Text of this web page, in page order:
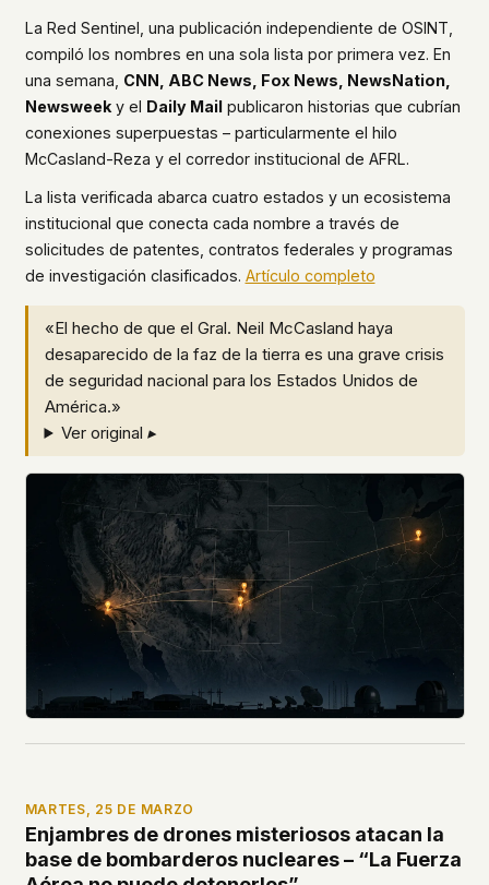
La Red Sentinel, una publicación independiente de OSINT,
compiló los nombres en una sola lista por primera vez. En
una semana, CNN, ABC News, Fox News, NewsNation,
Newsweeky el Daily Mailpublicaron historias que cubrían
conexiones superpuestas – particularmente el hilo
McCasland-Reza y el corredor institucional de AFRL.
La lista verificada abarca cuatro estados y un ecosistema
institucional que conecta cada nombre a través de
solicitudes de patentes, contratos federales y programas
de investigación clasificados. Artículo completo
«El hecho de que el Gral. Neil McCasland haya
desaparecido de la faz de la tierra es una grave crisis
de seguridad nacional para los Estados Unidos de
América.»
Ver original ▸
MARTES, 25 DE MARZO
Enjambres de drones misteriosos atacan la
base de bombarderos nucleares – “La Fuerza